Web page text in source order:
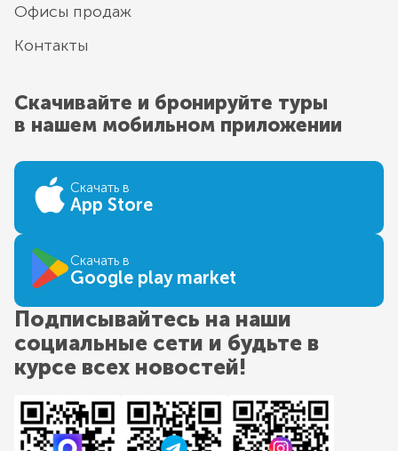
Офисы продаж
Контакты
Скачивайте и бронируйте туры
в нашем мобильном приложении
Скачать в
App Store
Скачать в
Google play market
Подписывайтесь на наши
социальные сети и будьте в
курсе всех новостей!